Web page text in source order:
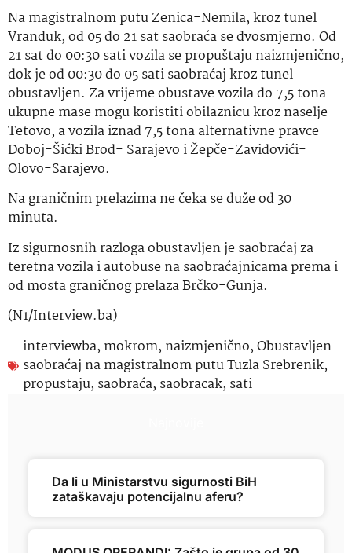
Na magistralnom putu Zenica-Nemila, kroz tunel
Vranduk, od 05 do 21 sat saobraća se dvosmjerno. Od
21 sat do 00:30 sati vozila se propuštaju naizmjenično,
dok je od 00:30 do 05 sati saobraćaj kroz tunel
obustavljen. Za vrijeme obustave vozila do 7,5 tona
ukupne mase mogu koristiti obilaznicu kroz naselje
Tetovo, a vozila iznad 7,5 tona alternativne pravce
Doboj-Šićki Brod- Sarajevo i Žepče-Zavidovići-
Olovo-Sarajevo.
Na graničnim prelazima ne čeka se duže od 30
minuta.
Iz sigurnosnih razloga obustavljen je saobraćaj za
teretna vozila i autobuse na saobraćajnicama prema i
od mosta graničnog prelaza Brčko-Gunja.
(N1/Interview.ba)
interviewba, mokrom, naizmjenično,Obustavljen
saobraćaj na magistralnom putu Tuzla Srebrenik,
propustaju, saobraća, saobracak, sati
Da li u Ministarstvu sigurnosti BiH
zataškavaju potencijalnu aferu?